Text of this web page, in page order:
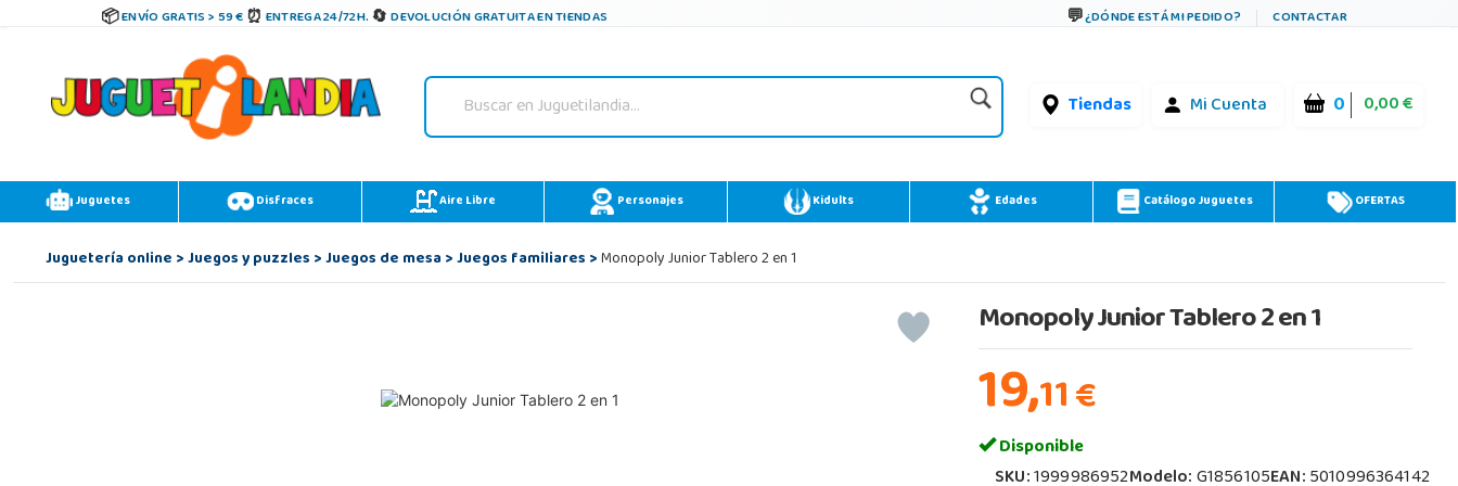
ENVÍO GRATIS > 59 € ENTREGA 24/72H. DEVOLUCIÓN GRATUITA EN TIENDAS ¿DÓNDE ESTÁ MI PEDIDO? CONTACTAR
Tiendas Mi Cuenta 0 0,00 €
Juguetes Disfraces Aire Libre Personajes Kidults Edades Catálogo Juguetes OFERTAS
Juguetería online>Juegos y puzzles>Juegos de mesa>Juegos familiares>Monopoly Junior Tablero 2 en 1
Monopoly Junior Tablero 2 en 1
19,11€
Disponible
SKU:1999986952Modelo:G1856105EAN:5010996364142